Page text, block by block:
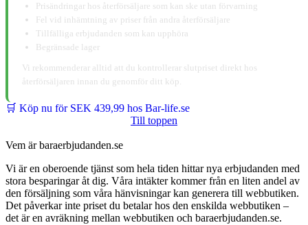
Prisändringar hos återförsäljare som kan ske utan förvarning
Fel vid inhämtning av priser från andra återförsäljare
Tillfälliga erbjudanden som kan upphöra
Begränsade lager
Vi rekommenderar alltid att du kontrollerar slutpriset direkt hos
återförsäljaren innan du genomför ditt köp.
🛒 Köp nu för SEK 439,99 hos Bar-life.se
Till toppen
Vem är baraerbjudanden.se
Vi är en oberoende tjänst som hela tiden hittar nya erbjudanden med
stora besparingar åt dig. Våra intäkter kommer från en liten andel av
den försäljning som våra hänvisningar kan generera till webbutiken.
Det påverkar inte priset du betalar hos den enskilda webbutiken –
det är en avräkning mellan webbutiken och baraerbjudanden.se.